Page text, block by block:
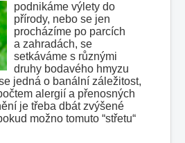
podnikáme výlety do
přírody, nebo se jen
procházíme po parcích
a zahradách, se
setkáváme s různými
druhy bodavého hmyzu
jedná o banální záležitost,
alergií a přenosných
je třeba dbát zvýšené
možno tomuto “střetu“